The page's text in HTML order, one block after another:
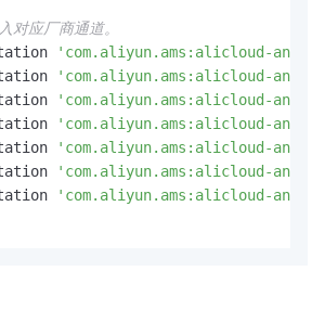
应厂商通道。
'com.aliyun.ams:alicloud-
'com.aliyun.ams:alicloud-
'com.aliyun.ams:alicloud-
'com.aliyun.ams:alicloud-
'com.aliyun.ams:alicloud-
'com.aliyun.ams:alicloud-
'com.aliyun.ams:alicloud-